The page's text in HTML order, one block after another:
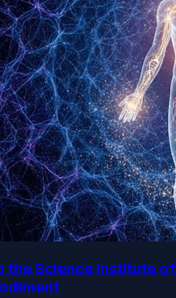
the Science Institute of